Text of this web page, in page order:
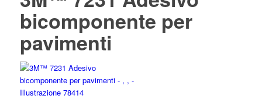
bicomponente per
pavimenti